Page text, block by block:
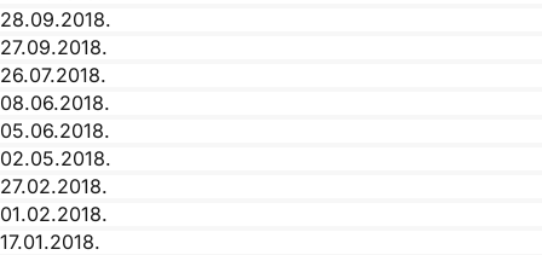
28.09.2018.
27.09.2018.
26.07.2018.
08.06.2018.
05.06.2018.
02.05.2018.
27.02.2018.
01.02.2018.
17.01.2018.